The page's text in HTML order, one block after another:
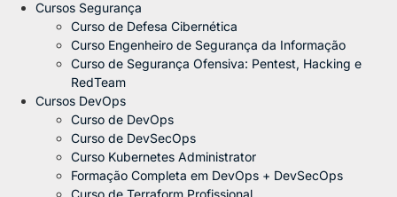
Cursos Segurança
Curso de Defesa Cibernética
Curso Engenheiro de Segurança da Informação
Curso de Segurança Ofensiva: Pentest, Hacking e
RedTeam
Cursos DevOps
Curso de DevOps
Curso de DevSecOps
Curso Kubernetes Administrator
Formação Completa em DevOps + DevSecOps
Curso de Terraform Profissional